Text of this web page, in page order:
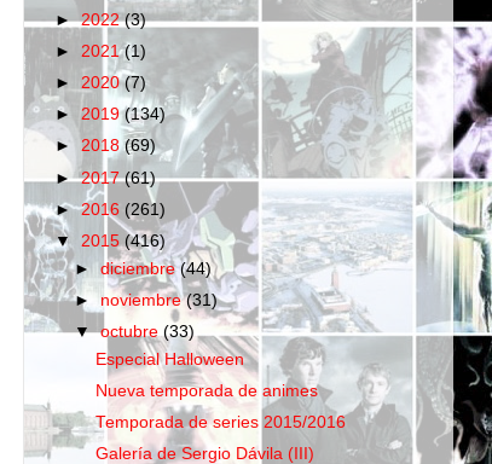
►2022(3)
► 2021(1)
► 2020(7)
► 2019(134)
► 2018(69)
►2017(61)
►2016 (261)
▼ 2015 (416)
►diciembre(44)
► noviembre(31)
▼octubre(33)
Especial Halloween
Nueva temporada de animes
Temporada de series 2015/2016
Galería de Sergio Dávila (III)